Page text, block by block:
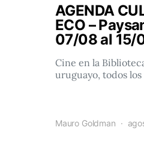
AGENDA
ECO –
07/08 al 15/
Cine en la
uruguayo, todos
Mauro Goldman